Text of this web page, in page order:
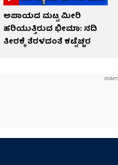
ಅಪಾಯದ ಮಟ್ಟ ಮೀರಿ
ಹರಿಯುತ್ತಿರುವ ಭೀಮಾ: ನದಿ
ತೀರಕ್ಕೆ ತೆರಳದಂತೆ ಕಟ್ಟೆಚ್ಚರ